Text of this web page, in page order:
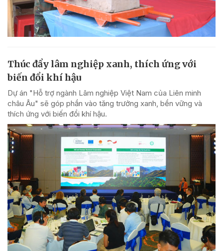
Thúc đẩy lâm nghiệp xanh, thích ứng với
biến đổi khí hậu
Dự án "Hỗ trợ ngành Lâm nghiệp Việt Nam của Liên minh
châu Âu" sẽ góp phần vào tăng trưởng xanh, bền vững và
thích ứng với biến đổi khí hậu.